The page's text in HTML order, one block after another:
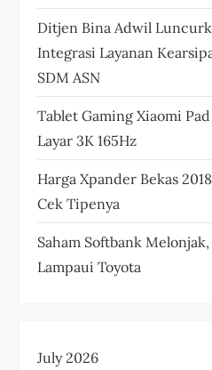
Ditjen Bina Adwil
Integrasi Layanan
SDM ASN
Tablet Gaming Xiaomi
Layar 3K 165Hz
Harga Xpander Bekas
Cek Tipenya
Saham Softbank
Lampaui Toyota
July 2026